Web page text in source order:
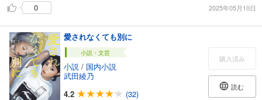
0
2025年05月10日
愛されなくても別に
小説・文芸
小説 / 国内小説
武田綾乃
4.2
(32)
購入済み
読む